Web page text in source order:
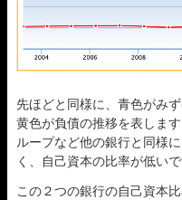
先ほどと同様に、青色がみ
黄色が負債の推移を表しま
ループなど他の銀行と同様
く、自己資本の比率が低いで
この２つの銀行の自己資本